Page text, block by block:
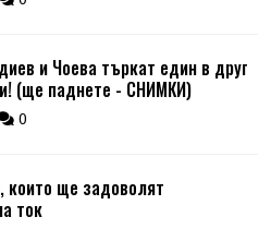
и Чоева търкат един в друг
(ще паднете - СНИМКИ)
0
ще задоволят
ток